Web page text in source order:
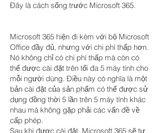
Đây là cách sống trước Microsoft 365.
Microsoft 365 hiện đi kèm với bộ Microsoft
Office đầy đủ, nhưng với chi phí thấp hơn.
Nó không chỉ có chi phí thấp mà còn có
thể được cài đặt trên tối đa 5 máy tính cho
mỗi người dùng. Điều này có nghĩa là một
bản cài đặt của sản phẩm có thể được sử
dụng đồng thời 5 lần trên 5 máy tính khác
nhau mà không gặp phải các vấn đề về
cấp phép.
Sau khi được cài đặt, Microsoft 365 sẽ tự